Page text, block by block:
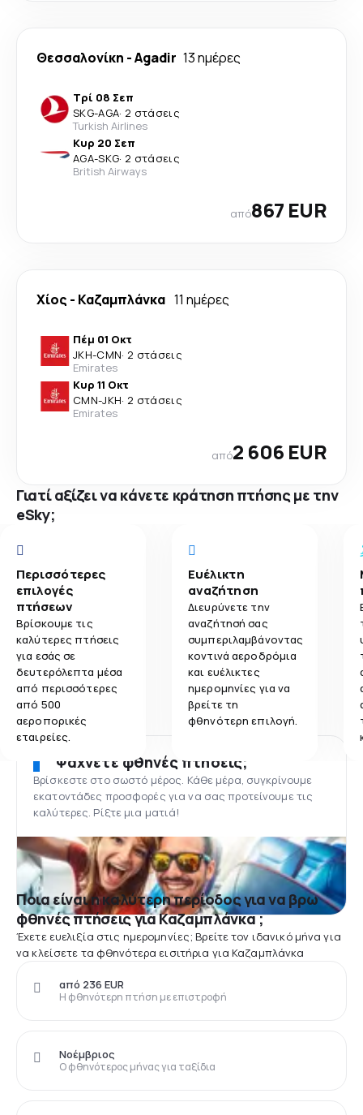
Θεσσαλονίκη -Agadir 13 ημέρες
Τρί 08 Σεπ
SKG-AGA· 2 στάσεις
Turkish Airlines
Κυρ 20 Σεπ
AGA-SKG· 2 στάσεις
British Airways
από867 EUR
Χίος - Καζαμπλάνκα 11 ημέρες
Πέμ 01 Οκτ
JKH-CMN· 2 στάσεις
Emirates
Κυρ 11 Οκτ
CMN-JKH· 2 στάσεις
Emirates
από2 606 EUR
Γιατί αξίζει να κάνετε κράτηση πτήσης με την
eSky;
Περισσότερες
επιλογές
πτήσεων
Βρίσκουμε τις
καλύτερες πτήσεις
για εσάς σε
δευτερόλεπτα μέσα
από περισσότερες
από 500
αεροπορικές
εταιρείες.
Ευέλικτη
αναζήτηση
Διευρύνετε την
αναζήτησή σας
συμπεριλαμβάνοντας
κοντινά αεροδρόμια
και ευέλικτες
ημερομηνίες για να
βρείτε τη
φθηνότερη επιλογή.
Ψάχνετε φθηνές πτήσεις;
Βρίσκεστε στο σωστό μέρος. Κάθε μέρα, συγκρίνουμε
εκατοντάδες προσφορές για να σας προτείνουμε τις
καλύτερες. Ρίξτε μια ματιά!
Ποια είναι η καλύτερη περίοδος για να βρω
φθηνές πτήσεις για Καζαμπλάνκα ;
Έχετε ευελιξία στις ημερομηνίες; Βρείτε τον ιδανικό μήνα για
να κλείσετε τα φθηνότερα εισιτήρια για Καζαμπλάνκα
Η φθηνότερη πτήση με επιστροφή
από 236 EUR
Ο φθηνότερος μήνας για ταξίδια
Νοέμβριος